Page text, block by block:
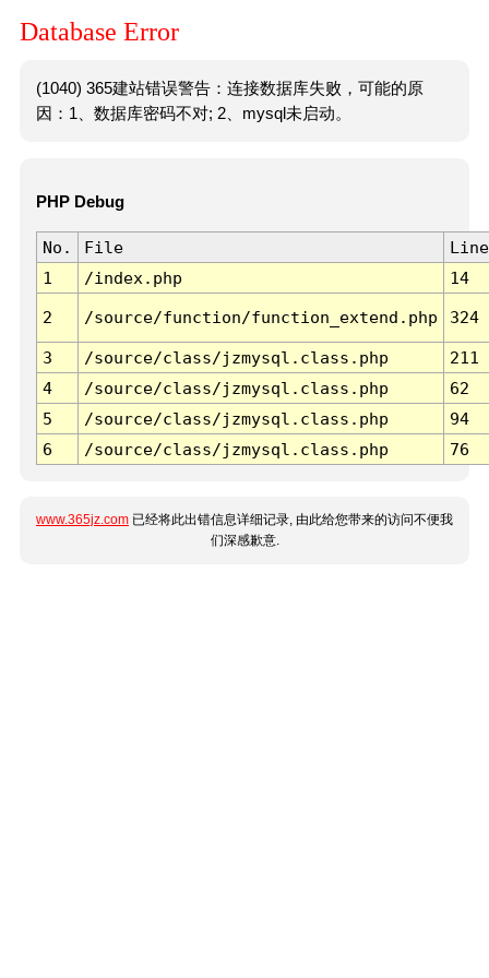
Database Error
(1040) 365建站错误警告：连接数据库失败，可能的原
因：1、数据库密码不对; 2、mysql未启动。
PHP Debug
No. File
Line
1
/index.php 14
2 /source/function/function_extend.php 324
3 /source/class/jzmysql.class.php
211
4
/source/class/jzmysql.class.php
62
5
/source/class/jzmysql.class.php
94
6
/source/class/jzmysql.class.php 76
www.365jz.com 已经将此出错信息详细记录, 由此给您带来的访问不便我
们深感歉意.